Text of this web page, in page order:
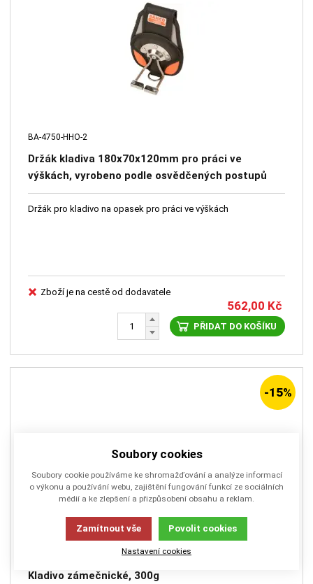
BA-4750-HHO-2
Držák kladiva 180x70x120mm pro práci ve
výškách, vyrobeno podle osvědčených postupů
DROPS, 190g
Držák pro kladivo na opasek pro práci ve výškách
Zboží je na cestě od dodavatele
562,00 Kč
PŘIDAT DO KOŠÍKU
-15%
Kladivo zámečnické, 300g
Soubory cookies
Soubory cookie používáme ke shromažďování a analýze informací
o výkonu a používání webu, zajištění fungování funkcí ze sociálních
médií a ke zlepšení a přizpůsobení obsahu a reklam.
Zamítnout vše Povolit cookies
Nastavení cookies